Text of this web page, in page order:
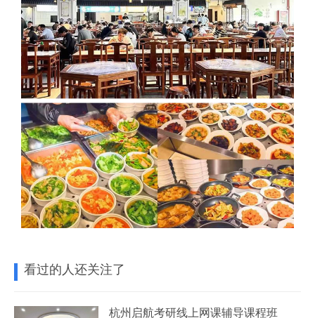
看过的人还关注了
杭州启航考研线上网课辅导课程班